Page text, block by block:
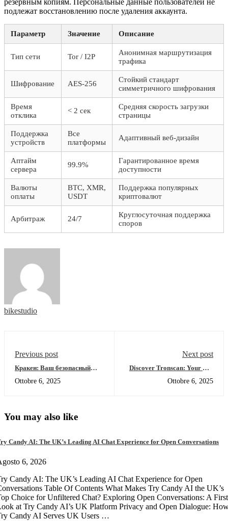
резервным копиям. Персональные данные пользователей не
подлежат восстановлению после удаления аккаунта.
Параметр Значение Описание
Тип сети Tor / I2P
Анонимная маршрутизация
трафика
Шифрование AES-256
Стойкий стандарт
симметричного шифрования
Время
отклика
< 2 сек
Средняя скорость загрузки
страницы
Поддержка
устройств
Все
платформы
Адаптивный веб-дизайн
Аптайм
сервера
99.9%
Гарантированное время
доступности
Валюты
оплаты
BTC, XMR,
USDT
Поддержка популярных
криптовалют
Арбитраж 24/7
Круглосуточная поддержка
споров
bikestudio
Previous post
Кракен: Ваш безопасный
Ottobre 6, 2025
Next post
Discover Tronscan: Your Go-
Insights
Ottobre 6, 2025
You may also like
Candy AI: The UK’s Leading AI Chat Experience for Open Conversations
6, 2026
Candy AI: The UK’s Leading AI Chat Experience for Open
Table Of Contents What Makes Try Candy AI the UK’s
Choice for Unfiltered Chat? Exploring Open Conversations: A First
at Try Candy AI’s UK Platform Privacy and Open Dialogue:
Candy AI Serves UK Users …